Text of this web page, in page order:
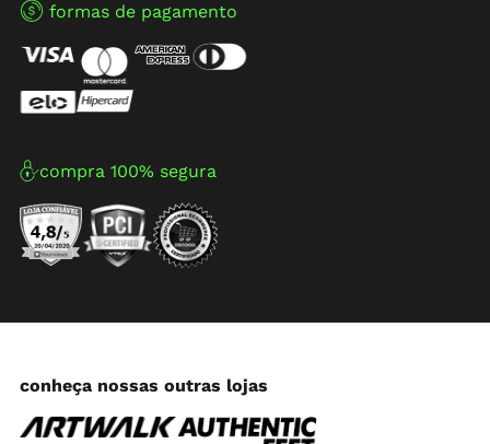
formas de pagamento
compra 100% segura
conheça nossas outras lojas